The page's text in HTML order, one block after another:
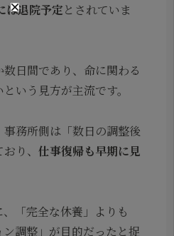
は退院予定とされていま
日間であり、命に関わる
いう見方が主流です。
事務所側は「数日の調整後
り、 仕事復帰も早期に見
「完全な休養」よりも
ン調整」が目的だったと捉